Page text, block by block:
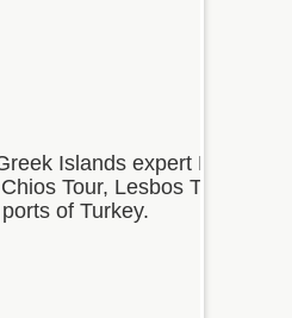
Islands expert Fma
Tour, Lesbos Tour,
of Turkey.